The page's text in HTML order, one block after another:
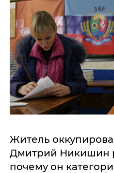
Житель
Дмитрий Никишин
почему он